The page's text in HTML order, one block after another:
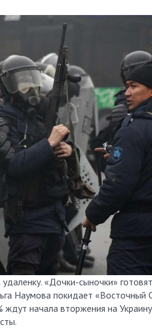
«Дочки-сыночки»
Наумова покидает «Восточный
начала вторжения на